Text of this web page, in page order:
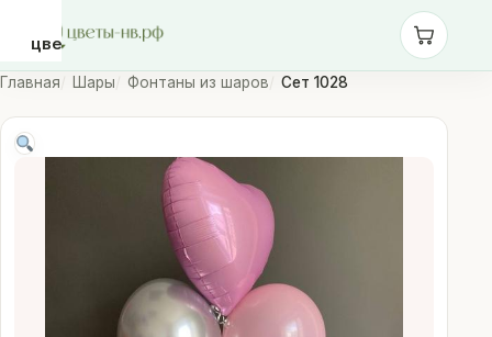
цветы-
нв.рф
Розы
Главная Шары Фонтаны из шаров Сет 1028